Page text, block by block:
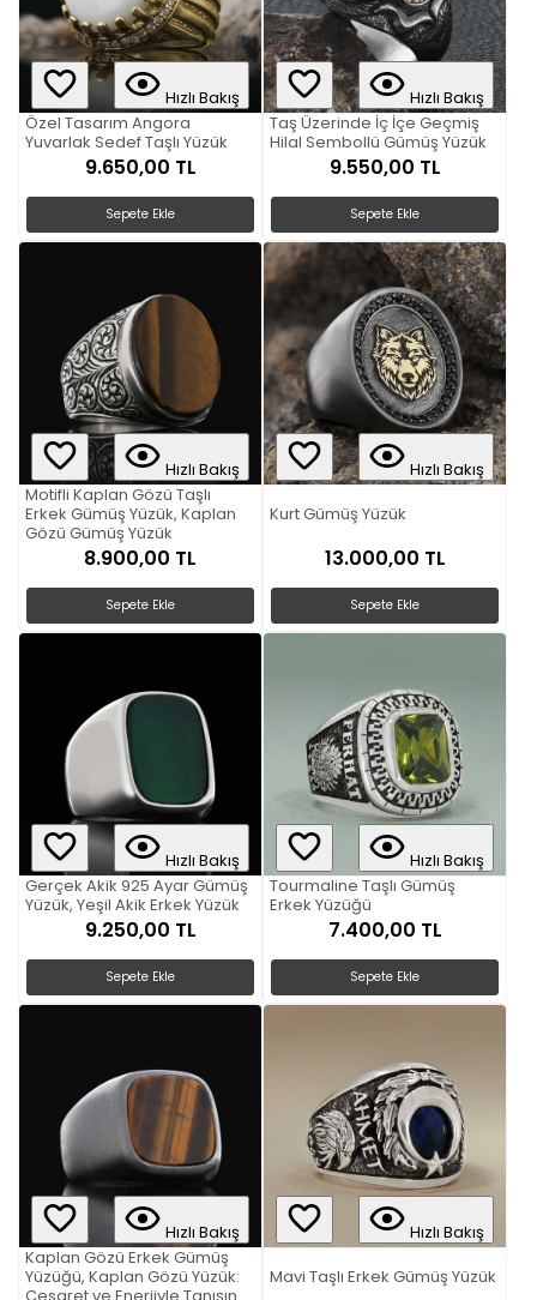
Hızlı Bakış
Özel Tasarım Angora
Yuvarlak Sedef Taşlı Yüzük
9.650,00 TL
Sepete Ekle
Hızlı Bakış
Taş Üzerinde İç İçe Geçmiş
Hilal Sembollü Gümüş Yüzük
9.550,00 TL
Sepete Ekle
Hızlı Bakış
Motifli Kaplan Gözü Taşlı
Erkek Gümüş Yüzük, Kaplan
Gözü Gümüş Yüzük
8.900,00 TL
Sepete Ekle
Hızlı Bakış
Kurt Gümüş Yüzük
13.000,00 TL
Sepete Ekle
Hızlı Bakış
Gerçek Akik 925 Ayar Gümüş
Yüzük, Yeşil Akik Erkek Yüzük
9.250,00 TL
Sepete Ekle
Hızlı Bakış
Tourmaline Taşlı Gümüş
Erkek Yüzüğü
7.400,00 TL
Sepete Ekle
Hızlı Bakış
Kaplan Gözü Erkek Gümüş
Yüzüğü, Kaplan Gözü Yüzük:
Hızlı Bakış
Mavi Taşlı Erkek Gümüş Yüzük